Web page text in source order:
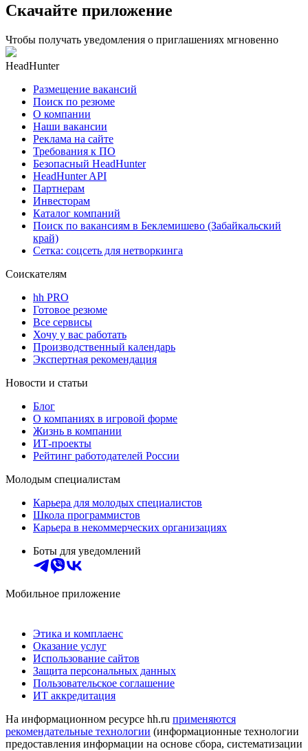
Скачайте приложение
Чтобы получать уведомления о приглашениях мгновенно
HeadHunter
Размещение вакансий
Поиск по резюме
О компании
Наши вакансии
Реклама на сайте
Требования к ПО
Безопасный HeadHunter
HeadHunter API
Партнерам
Инвесторам
Каталог компаний
Поиск по вакансиям в Беклемишево (Забайкальский
край)
Сетка: соцсеть для нетворкинга
Соискателям
hh PRO
Готовое резюме
Все сервисы
Хочу у вас работать
Производственный календарь
Экспертная рекомендация
Новости и статьи
Блог
О компаниях в игровой форме
Жизнь в компании
ИТ-проекты
Рейтинг работодателей России
Молодым специалистам
Карьера для молодых специалистов
Школа программистов
Карьера в некоммерческих организациях
Боты для уведомлений
Мобильное приложение
Этика и комплаенс
Оказание услуг
Использование сайтов
Защита персональных данных
Пользовательское соглашение
ИТ аккредитация
На информационном ресурсе hh.ru применяются
рекомендательные технологии (информационные технологии
предоставления информации на основе сбора, систематизации